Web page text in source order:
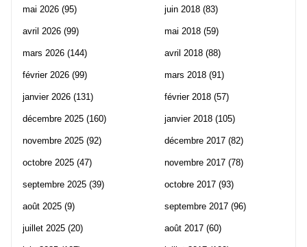
mai 2026 (95)
avril 2026 (99)
mars 2026 (144)
février 2026 (99)
janvier 2026 (131)
décembre 2025 (160)
novembre 2025 (92)
octobre 2025 (47)
septembre 2025 (39)
août 2025 (9)
juillet 2025 (20)
juin 2018 (83)
mai 2018 (59)
avril 2018 (88)
mars 2018 (91)
février 2018 (57)
janvier 2018 (105)
décembre 2017 (82)
novembre 2017 (78)
octobre 2017 (93)
septembre 2017 (96)
août 2017 (60)